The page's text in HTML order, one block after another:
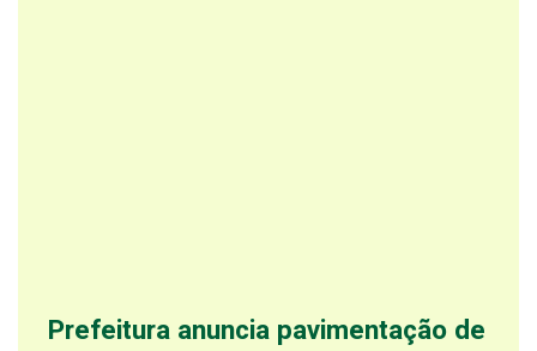
Prefeitura anuncia pavimentação de